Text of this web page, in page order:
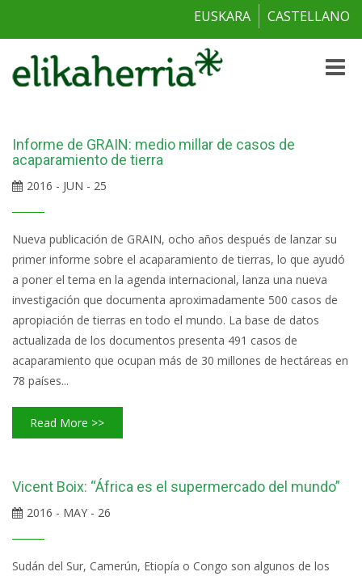
EUSKARA CASTELLANO
Toggle
Informe de GRAIN: medio millar de casos de
acaparamiento de tierra
2016 - JUN - 25
Nueva publicación de GRAIN, ocho años después de lanzar su
primer informe sobre el acaparamiento de tierras, lo que ayudó
a poner el tema en la agenda internacional, lanza una nueva
investigación que documenta aproximadamente 500 casos de
apropiación de tierras en todo el mundo. La base de datos
actualizada de los documentos presenta 491 casos de
acaparamiento que ocupan más de 30 millones de hectáreas en
78 países...
Read More >>
Vicent Boix: “África es el supermercado del mundo”
2016 - MAY - 26
Sudán del Sur, Camerún, Etiopía o Congo son algunos de los